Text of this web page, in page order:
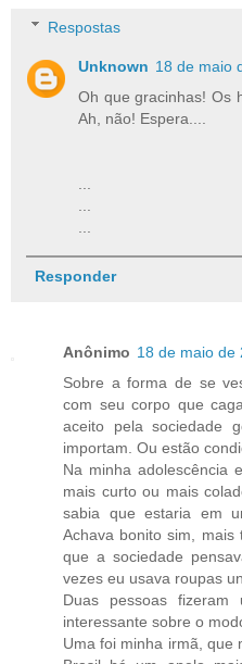
Respostas
Unknown 18 de maio
Oh que gracinhas! Os
Ah, não! Espera....
Responder
Anônimo 18 de maio de
Sobre a forma de se
com seu corpo que
aceito pela sociedade
importam. Ou estão
Na minha adolescência
mais curto ou mais
sabia que estaria em
Achava bonito sim,
que a sociedade
vezes eu usava roupas
Duas pessoas
interessante sobre o
Uma foi minha irmã, que